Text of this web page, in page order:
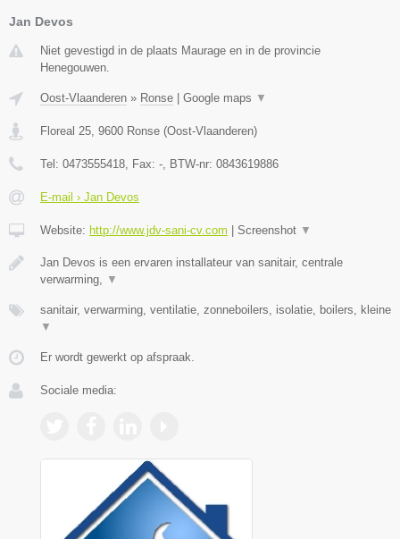
Jan Devos
Niet gevestigd in de plaats Maurage en in de provincie
Henegouwen.
Oost-Vlaanderen » Ronse Google maps ▼
Floreal 25 9600 Ronse (Oost-Vlaanderen)
Tel: 0473555418 , Fax: - , BTW-nr: 0843619886
E-mail › Jan Devos
Website: http://www.jdv-sani-cv.com Screenshot ▼
Jan Devos is een ervaren installateur van sanitair, centrale
verwarming,
▼
sanitair, verwarming, ventilatie, zonneboilers, isolatie, boilers, kleine
▼
Er wordt gewerkt op afspraak.
Sociale media: